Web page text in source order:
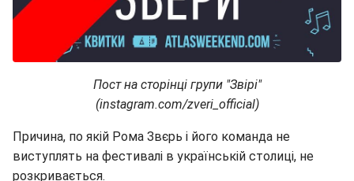
Пост на сторінці групи "Звірі"
(instagram.com/zveri_official)
Причина, по якій Рома Звєрь і його команда не
виступлять на фестивалі в українській столиці, не
розкривається.